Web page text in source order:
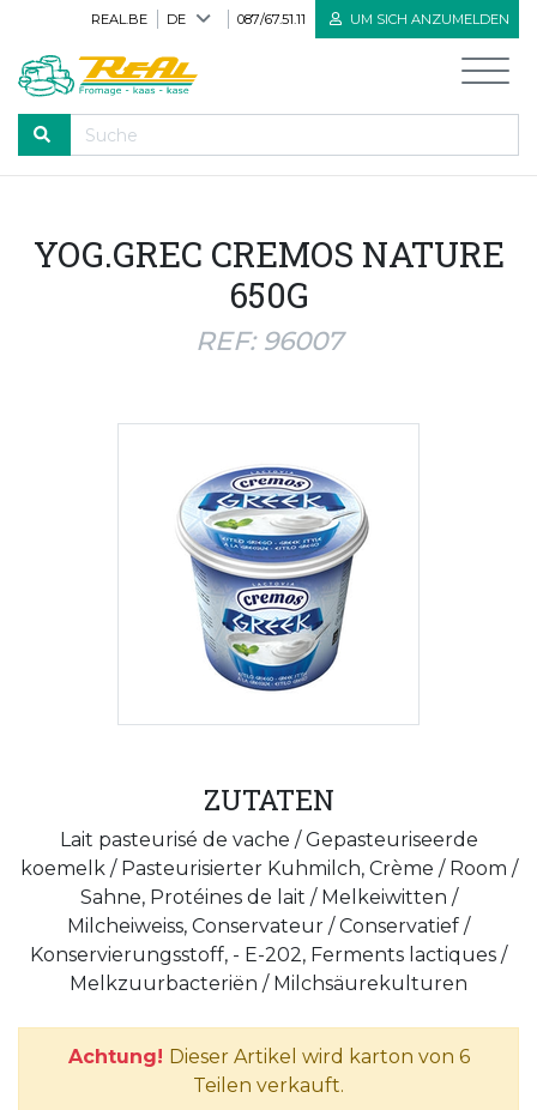
REAL.BE DE 087/67.51.11 UM SICH ANZUMELDEN
Willkommen
Alle Produkte
Neue Produkte
YOG.GREC CREMOS NATURE
650G
REF: 96007
ZUTATEN
Lait pasteurisé de vache / Gepasteuriseerde
koemelk / Pasteurisierter Kuhmilch, Crème / Room /
Sahne, Protéines de lait / Melkeiwitten /
Milcheiweiss, Conservateur / Conservatief /
Konservierungsstoff, - E-202, Ferments lactiques /
Melkzuurbacteriën / Milchsäurekulturen
Achtung! Dieser Artikel wird karton von 6
Teilen verkauft.